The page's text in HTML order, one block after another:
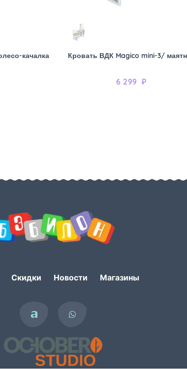
качалка Кровать ВДК Magico mini-3/
6 299 ₽
Скидки Новости Магазины